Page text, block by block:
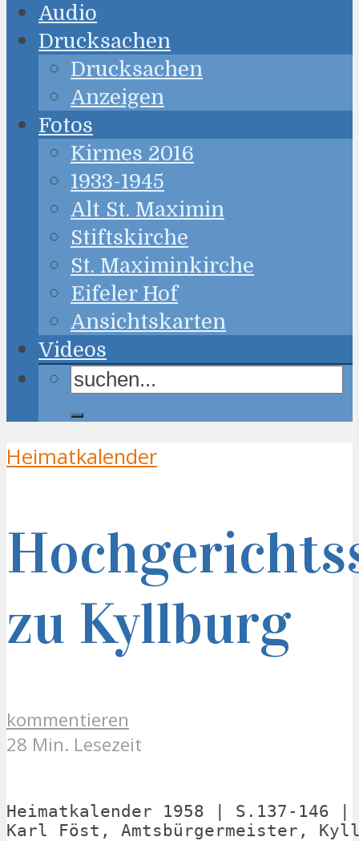
Audio
Drucksachen
Drucksachen
Anzeigen
Fotos
Kirmes 2016
1933-1945
Alt St. Maximin
Stiftskirche
St. Maximinkirche
Eifeler Hof
Ansichtskarten
Videos
Heimatkalender
zu Kyllburg
kommentieren
28 Min. Lesezeit
Heimatkalender 1958 | S.137-146 |
Karl Föst, Amtsbürgermeister,